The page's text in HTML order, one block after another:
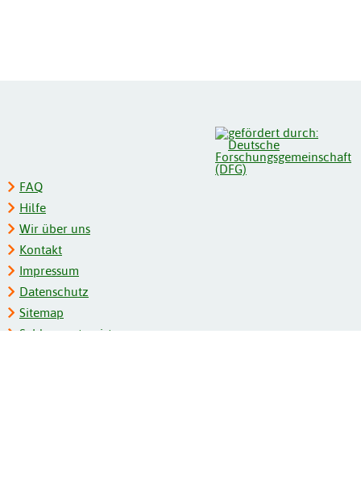
FAQ
Hilfe
Wir über uns
Kontakt
Impressum
Datenschutz
Sitemap
Schlagwortregister